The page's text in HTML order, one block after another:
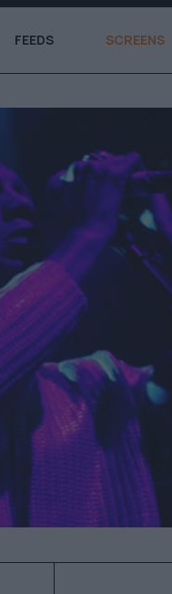
FEEDS SCREENS